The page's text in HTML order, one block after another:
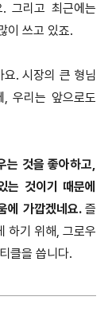
그리고 최근에는
이 쓰고 있죠.
. 시장의 큰 형님
, 우리는 앞으로도
는 것을 좋아하고,
는 것이기 때문에
에 가깝겠네요.즐
하기 위해, 그로우
클을 씁니다.